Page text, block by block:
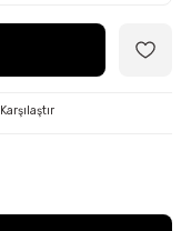
Karşılaştır